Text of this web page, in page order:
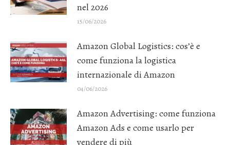
nel 2026
15/06/2026
Amazon Global Logistics: cos’è e
come funziona la logistica
internazionale di Amazon
04/06/2026
Amazon Advertising: come funziona
Amazon Ads e come usarlo per
vendere di più